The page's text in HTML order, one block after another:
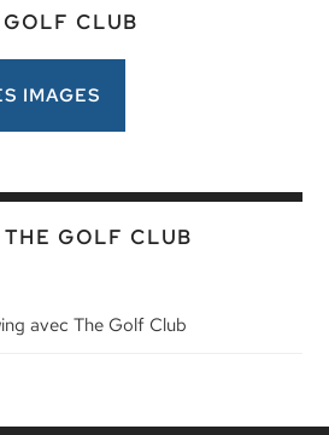
CLUB
IMAGES
GOLF CLUB
avec The Golf Club